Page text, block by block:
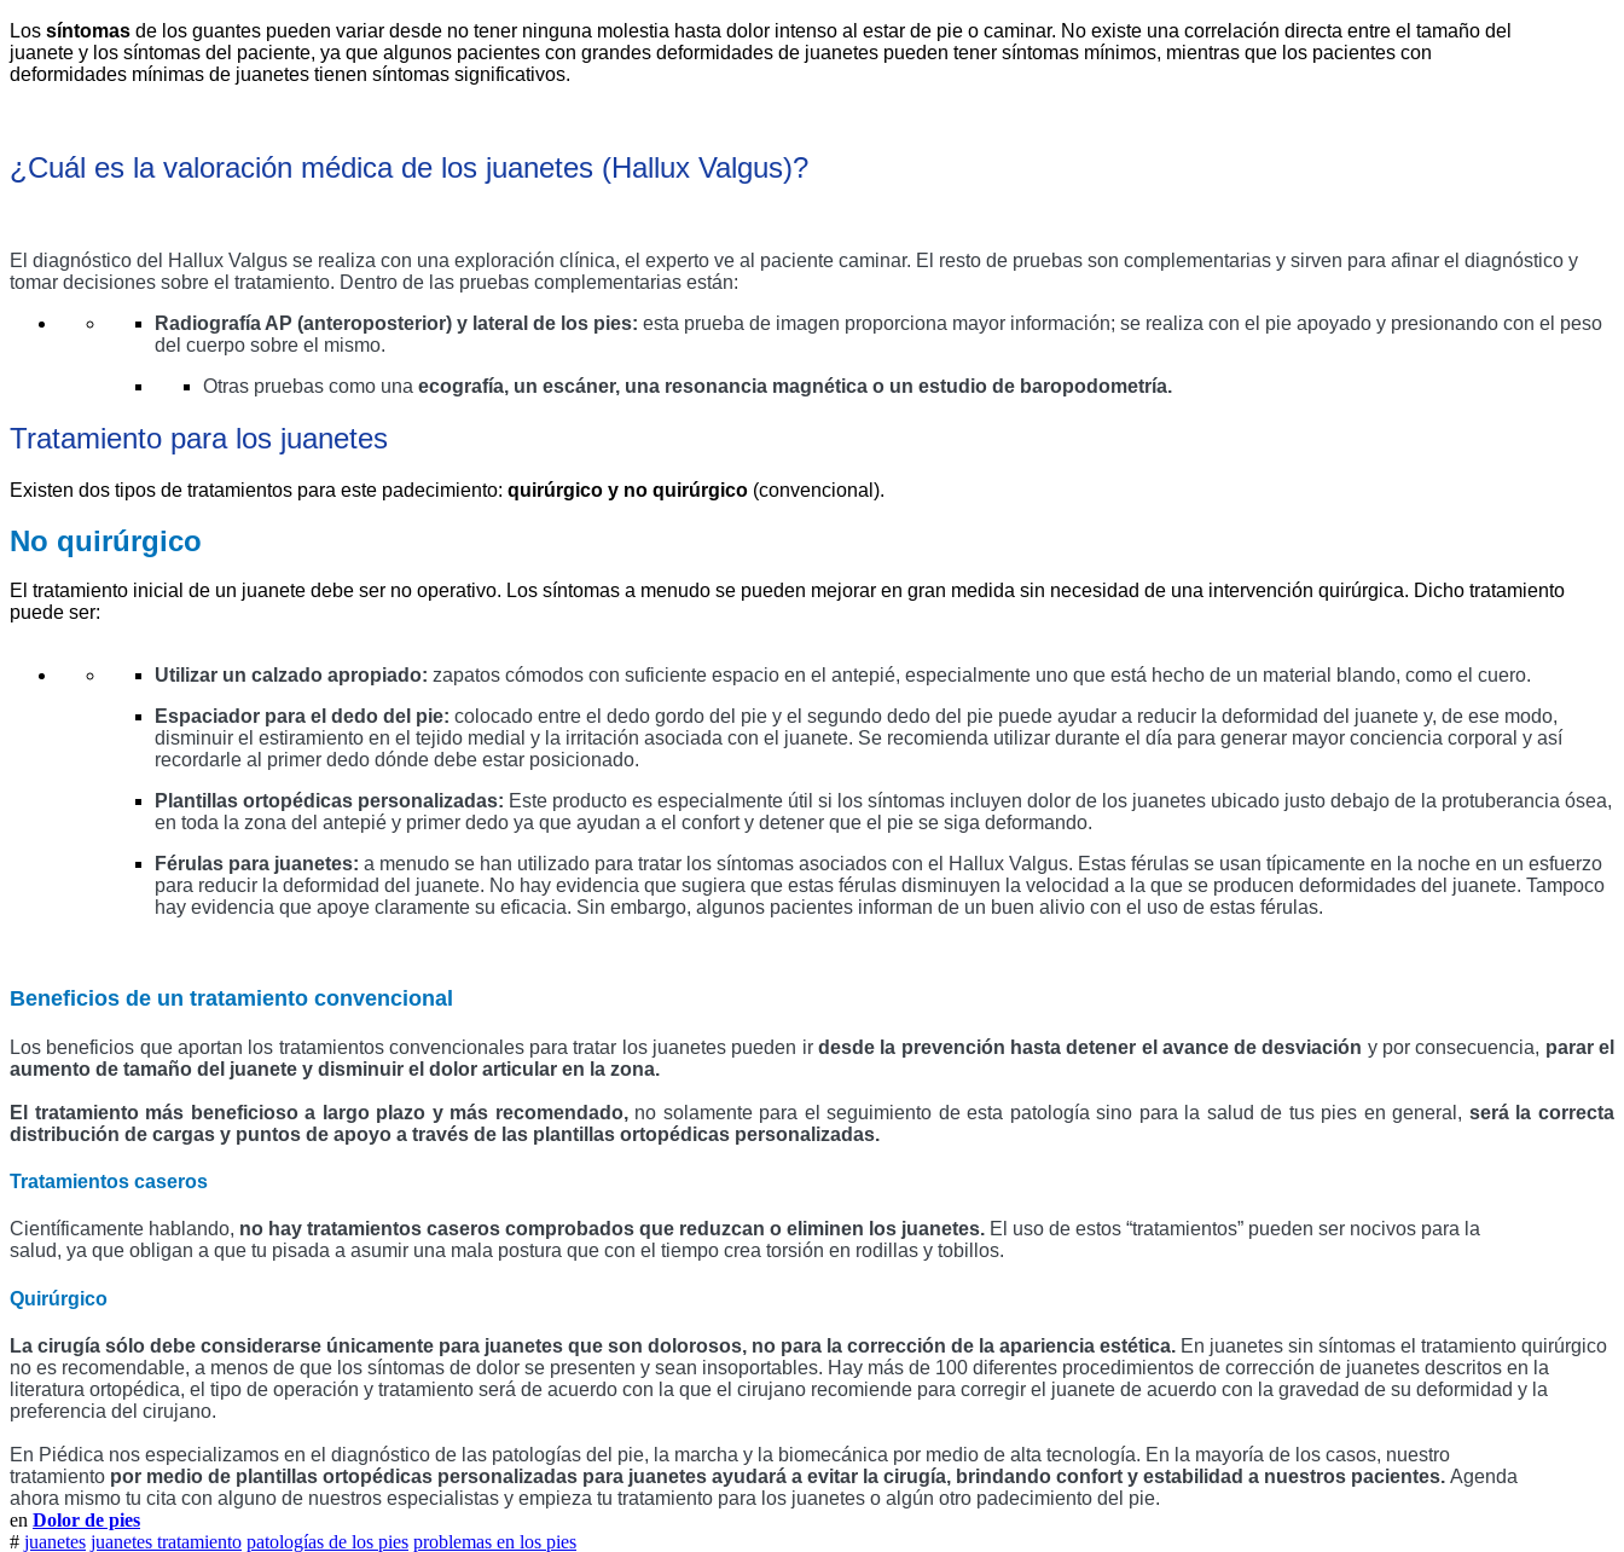
Los síntomas de los guantes pueden variar desde no tener ninguna molestia hasta dolor intenso al estar de pie o caminar. No existe una correlación directa entre el tamaño del
juanete y los síntomas del paciente, ya que algunos pacientes con grandes deformidades de juanetes pueden tener síntomas mínimos, mientras que los pacientes con
deformidades mínimas de juanetes tienen síntomas significativos.
¿Cuál es la valoración médica de los juanetes (Hallux Valgus)?
El diagnóstico del Hallux Valgus se realiza con una exploración clínica, el experto ve al paciente caminar. El resto de pruebas son complementarias y sirven para afinar el diagnóstico y
tomar decisiones sobre el tratamiento. Dentro de las pruebas complementarias están:
Radiografía AP (anteroposterior) y lateral de los pies: esta prueba de imagen proporciona mayor información; se realiza con el pie apoyado y presionando con el peso
del cuerpo sobre el mismo.
Otras pruebas como una ecografía, un escáner, una resonancia magnética o un estudio de baropodometría.
Tratamiento para los juanetes
Existen dos tipos de tratamientos para este padecimiento: quirúrgico y no quirúrgico (convencional).
No quirúrgico
El tratamiento inicial de un juanete debe ser no operativo. Los síntomas a menudo se pueden mejorar en gran medida sin necesidad de una intervención quirúrgica. Dicho tratamiento
puede ser:
Utilizar un calzado apropiado: zapatos cómodos con suficiente espacio en el antepié, especialmente uno que está hecho de un material blando, como el cuero.
Espaciador para el dedo del pie: colocado entre el dedo gordo del pie y el segundo dedo del pie puede ayudar a reducir la deformidad del juanete y, de ese modo,
disminuir el estiramiento en el tejido medial y la irritación asociada con el juanete. Se recomienda utilizar durante el día para generar mayor conciencia corporal y así
recordarle al primer dedo dónde debe estar posicionado.
Plantillas ortopédicas personalizadas: Este producto es especialmente útil si los síntomas incluyen dolor de los juanetes ubicado justo debajo de la protuberancia ósea,
en toda la zona del antepié y primer dedo ya que ayudan a el confort y detener que el pie se siga deformando.
Férulas para juanetes: a menudo se han utilizado para tratar los síntomas asociados con el Hallux Valgus. Estas férulas se usan típicamente en la noche en un esfuerzo
para reducir la deformidad del juanete. No hay evidencia que sugiera que estas férulas disminuyen la velocidad a la que se producen deformidades del juanete. Tampoco
hay evidencia que apoye claramente su eficacia. Sin embargo, algunos pacientes informan de un buen alivio con el uso de estas férulas.
Beneficios de un tratamiento convencional
Los beneficios que aportan los tratamientos convencionales para tratar los juanetes pueden ir desde la prevención hasta detener el avance de desviación y por consecuencia, parar el
aumento de tamaño del juanete y disminuir el dolor articular en la zona.
El tratamiento más beneficioso a largo plazo y más recomendado, no solamente para el seguimiento de esta patología sino para la salud de tus pies en general, será la correcta
distribución de cargas y puntos de apoyo a través de las plantillas ortopédicas personalizadas.
Tratamientos caseros
Científicamente hablando, no hay tratamientos caseros comprobados que reduzcan o eliminen los juanetes. El uso de estos “tratamientos” pueden ser nocivos para la
salud, ya que obligan a que tu pisada a asumir una mala postura que con el tiempo crea torsión en rodillas y tobillos.
Quirúrgico
La cirugía sólo debe considerarse únicamente para juanetes que son dolorosos, no para la corrección de la apariencia estética. En juanetes sin síntomas el tratamiento quirúrgico
no es recomendable, a menos de que los síntomas de dolor se presenten y sean insoportables. Hay más de 100 diferentes procedimientos de corrección de juanetes descritos en la
literatura ortopédica, el tipo de operación y tratamiento será de acuerdo con la que el cirujano recomiende para corregir el juanete de acuerdo con la gravedad de su deformidad y la
preferencia del cirujano.
En Piédica nos especializamos en el diagnóstico de las patologías del pie, la marcha y la biomecánica por medio de alta tecnología. En la mayoría de los casos, nuestro
tratamiento por medio de plantillas ortopédicas personalizadas para juanetes ayudará a evitar la cirugía, brindando confort y estabilidad a nuestros pacientes. Agenda
ahora mismo tu cita con alguno de nuestros especialistas y empieza tu tratamiento para los juanetes o algún otro padecimiento del pie.
en Dolor de pies
# juanetes juanetes tratamiento patologías de los pies problemas en los pies